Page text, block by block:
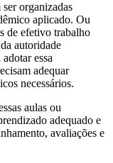
organizadas
aplicado. Ou
de efetivo trabalho
autoridade
essa
adequar
necessários.
aulas ou
adequado e
avaliações e